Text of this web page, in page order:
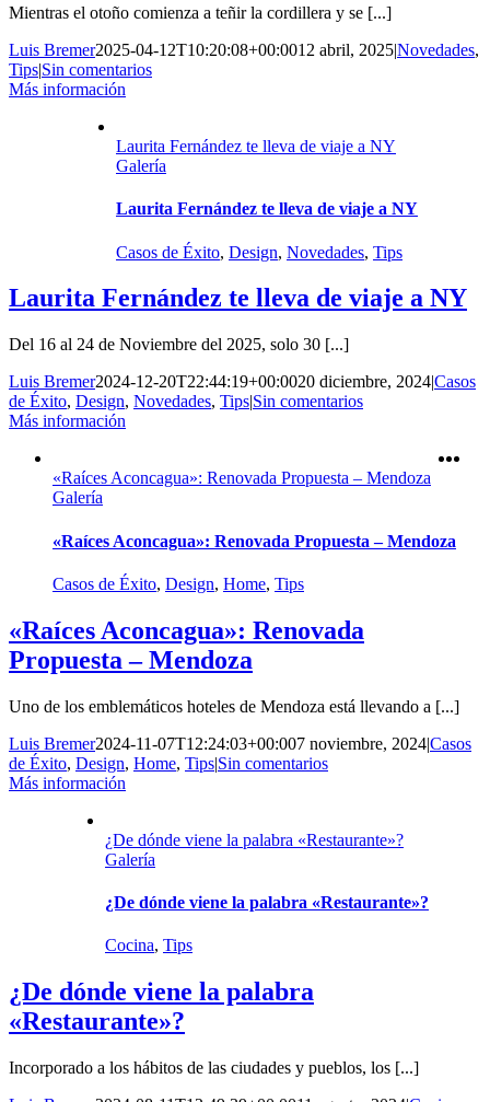
Mientras el otoño comienza a teñir la cordillera y se [...]
Luis Bremer2025-04-12T10:20:08+00:0012 abril, 2025|Novedades,
Tips|Sin comentarios
Más información
Laurita Fernández te lleva de viaje a NY
Galería
Laurita Fernández te lleva de viaje a NY
Casos de Éxito, Design, Novedades, Tips
Laurita Fernández te lleva de viaje a NY
Del 16 al 24 de Noviembre del 2025, solo 30 [...]
Luis Bremer2024-12-20T22:44:19+00:0020 diciembre, 2024|Casos
de Éxito, Design, Novedades, Tips|Sin comentarios
Más información
«Raíces Aconcagua»: Renovada Propuesta – Mendoza
Galería
«Raíces Aconcagua»: Renovada Propuesta – Mendoza
Casos de Éxito, Design, Home, Tips
«Raíces Aconcagua»: Renovada
Propuesta – Mendoza
Uno de los emblemáticos hoteles de Mendoza está llevando a [...]
Luis Bremer2024-11-07T12:24:03+00:007 noviembre, 2024|Casos
de Éxito, Design, Home, Tips|Sin comentarios
Más información
¿De dónde viene la palabra «Restaurante»?
Galería
¿De dónde viene la palabra «Restaurante»?
Cocina, Tips
¿De dónde viene la palabra
«Restaurante»?
Incorporado a los hábitos de las ciudades y pueblos, los [...]